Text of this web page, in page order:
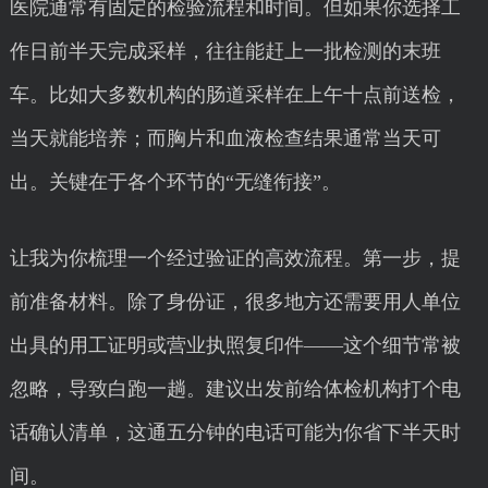
医院通常有固定的检验流程和时间。但如果你选择工
作日前半天完成采样，往往能赶上一批检测的末班
车。比如大多数机构的肠道采样在上午十点前送检，
当天就能培养；而胸片和血液检查结果通常当天可
出。关键在于各个环节的“无缝衔接”。
让我为你梳理一个经过验证的高效流程。第一步，提
前准备材料。除了身份证，很多地方还需要用人单位
出具的用工证明或营业执照复印件——这个细节常被
忽略，导致白跑一趟。建议出发前给体检机构打个电
话确认清单，这通五分钟的电话可能为你省下半天时
间。